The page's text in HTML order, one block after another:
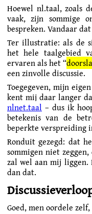
Hoewel nl.taal, zoals
vaak, zijn sommige
bespreken. Vandaar
Ter illustratie: als de
het hele taalgebied
ervaren als het “
een zinvolle discussie.
Toegegeven, mijn
kent mij daar langer
nlnet.taal – dus ik
betekenis van de
beperkte verspreiding
Ronduit gezegd: dat
sommigen niet
zal wel aan mij
dan dat.
Goed, men oordele